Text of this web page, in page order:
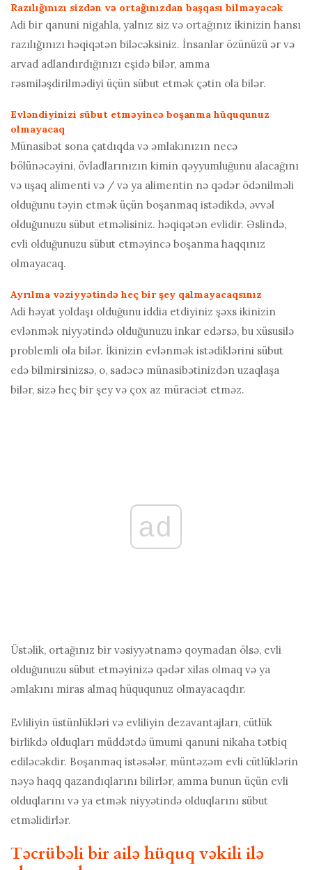
Razılığınızı sizdən və ortağınızdan başqası bilməyəcək
Adi bir qanuni nigahla, yalnız siz və ortağınız ikinizin hansı
razılığınızı həqiqətən biləcəksiniz. İnsanlar özünüzü ər və
arvad adlandırdığınızı eşidə bilər, amma
rəsmiləşdirilmədiyi üçün sübut etmək çətin ola bilər.
Evləndiyinizi sübut etməyincə boşanma hüququnuz
olmayacaq
Münasibət sona çatdıqda və əmlakınızın necə
bölünəcəyini, övladlarınızın kimin qəyyumluğunu alacağını
və uşaq alimenti və / və ya alimentin nə qədər ödənilməli
olduğunu təyin etmək üçün boşanmaq istədikdə, əvvəl
olduğunuzu sübut etməlisiniz. həqiqətən evlidir. Əslində,
evli olduğunuzu sübut etməyincə boşanma haqqınız
olmayacaq.
Ayrılma vəziyyətində heç bir şey qalmayacaqsınız
Adi həyat yoldaşı olduğunu iddia etdiyiniz şəxs ikinizin
evlənmək niyyətində olduğunuzu inkar edərsə, bu xüsusilə
problemli ola bilər. İkinizin evlənmək istədiklərini sübut
edə bilmirsinizsə, o, sadəcə münasibətinizdən uzaqlaşa
bilər, sizə heç bir şey və çox az müraciət etməz.
ad
Üstəlik, ortağınız bir vəsiyyətnamə qoymadan ölsə, evli
olduğunuzu sübut etməyinizə qədər xilas olmaq və ya
əmlakını miras almaq hüququnuz olmayacaqdır.
Evliliyin üstünlükləri və evliliyin dezavantajları, cütlük
birlikdə olduqları müddətdə ümumi qanuni nikaha tətbiq
ediləcəkdir. Boşanmaq istəsələr, müntəzəm evli cütlüklərin
nəyə haqq qazandıqlarını bilirlər, amma bunun üçün evli
olduqlarını və ya etmək niyyətində olduqlarını sübut
etməlidirlər.
Təcrübəli bir ailə hüquq vəkili ilə